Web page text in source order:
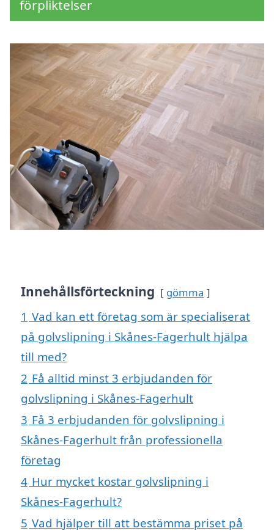
förpliktelser
Innehållsförteckning gömma
1 Vad kan ett företag som är specialiserat
på golvslipning i Skånes-Fagerhult hjälpa
till med?
2 Få alltid minst 3 erbjudanden för
golvslipning i Skånes-Fagerhult
3 Få 3 erbjudanden för golvslipning i
Skånes-Fagerhult från professionella
företag
4 Hur mycket kostar golvslipning i
Skånes-Fagerhult?
5 Vad hjälper till att bestämma priset på